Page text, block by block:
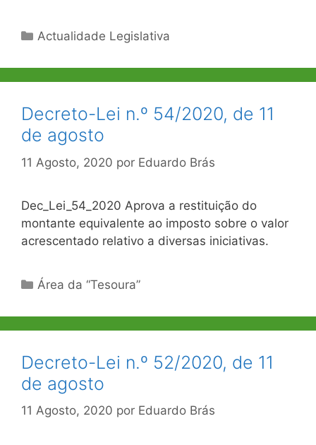
Categorias
Actualidade Legislativa
Decreto-Lei n.º 54/2020, de 11
de agosto
11 Agosto, 2020 por Eduardo Brás
Dec_Lei_54_2020 Aprova a restituição do
montante equivalente ao imposto sobre o valor
acrescentado relativo a diversas iniciativas.
Categorias
Área da “Tesoura”
Decreto-Lei n.º 52/2020, de 11
de agosto
11 Agosto, 2020 por Eduardo Brás